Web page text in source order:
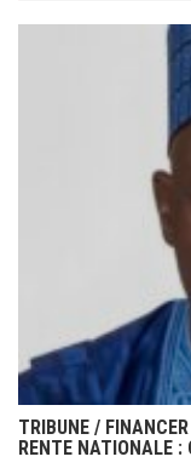
TRIBUNE /
RENTE